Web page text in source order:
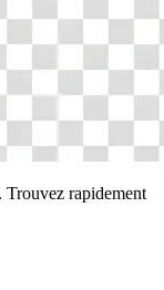
Trouvez rapidement